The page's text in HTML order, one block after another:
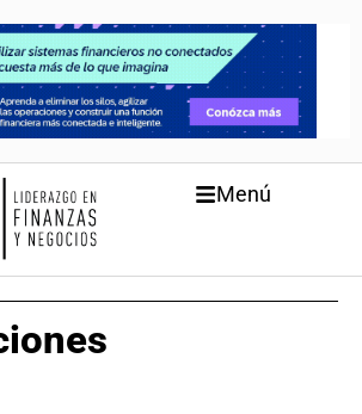
Menú